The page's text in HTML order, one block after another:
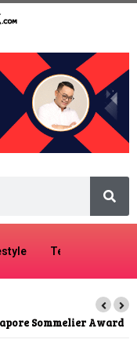
Tech
Sommelier Award